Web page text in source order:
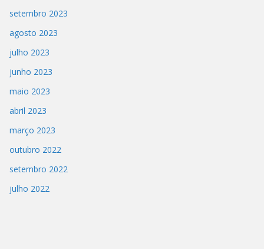
setembro 2023
agosto 2023
julho 2023
junho 2023
maio 2023
abril 2023
março 2023
outubro 2022
setembro 2022
julho 2022